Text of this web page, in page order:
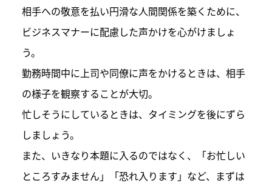
相手への敬意を払い円滑な人間関係を築くために、
ビジネスマナーに配慮した声かけを心がけましょ
う。
勤務時間中に上司や同僚に声をかけるときは、相手
の様子を観察することが大切。
忙しそうにしているときは、タイミングを後にずら
しましょう。
また、いきなり本題に入るのではなく、「お忙しい
ところすみません」「恐れ入ります」など、まずは